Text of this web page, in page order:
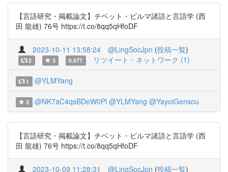
【言語研究・掲載論文】チベット・ビルマ諸語と言語学 (西
田 龍雄) 76号 https://t.co/8qq5qHfoDF
2023-10-11 13:58:24 @LingSocJpn (投稿一覧)
2 3 0.577 リツイート・ネットワーク (1)
1 @YLMYang
3 @NK7aC4qsBDeW0Pl @YLMYang @YayoiGensou
【言語研究・掲載論文】チベット・ビルマ諸語と言語学 (西
田 龍雄) 76号 https://t.co/8qq5qHfoDF
2023-10-09 11:28:31 @LingSocJpn (投稿一覧)